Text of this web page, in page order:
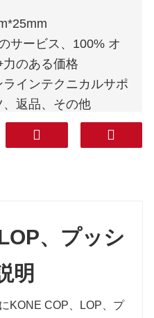
サービス、100% オ
力のある価格
インテクニカルサポ
返品、その他
UPS AREMEX
中東（サウジアラビ
、プッシ
明
KONE COP、LOP、プ